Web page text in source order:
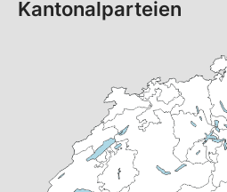
Kantonalparteien